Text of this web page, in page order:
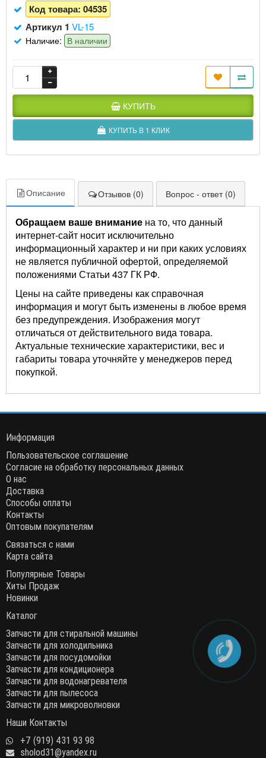
Код товара: 04535
Артикул 1 VL-15
Наличие: В наличии
КУПИТЬ
КУПИТЬ В 1 КЛИК
Описание Отзывов (0) Вопрос - ответ (0)
Обращаем ваше внимание на то, что данный
интернет-сайт носит исключительно
информационный характер и ни при каких условиях
не является публичной офертой, определяемой
положениями Статьи 437 ГК РФ.
Цены на сайте приведены как справочная
информация и могут быть изменены в любое время
без предупреждения. Изображения могут
отличаться от действительного вида товара.
Актуальные технические характеристики, вес и
габариты товара уточняйте у менеджеров перед
покупкой.
Информация
Пользовательское соглашение
Согласие на обработку персональных данных
О нас
Доставка
Способы оплаты
Контакты
Оптовым покупателям
Связаться с нами
Карта сайта
Популярные Товары
Хиты Продаж
Новинки
Каталог
Запчасти для стиральной машины
Запчасти для холодильника
Запчасти для посудомойки
Запчасти для кондиционера
Запчасти для водонагревателя
Запчасти для пылесоса
Запчасти для микроволновки
Наши Контакты
+7 (919) 431 93 98
sholod31@yandex.ru